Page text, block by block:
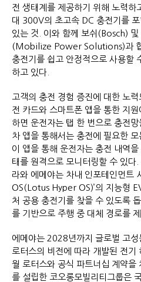
전 생태계를 제공하기 위해 노력하
대 300V의 초고속 DC 충전기를
있는 것. 이와 함께 보쉬(Bosch) 및
(Mobilize Power Solutions)과 협
충전기를 쉽고 안정적으로 사용할
하고 있다.
고객의 충전 경험 증진에 대한 노
전 카드와 스마트폰 앱을 통한 지
하면 운전자는 탭 한 번으로 충전
차 앱을 통해서는 충전에 필요한
이 앱을 통해 운전자는 충전 내역
태를 원격으로 모니터링할 수 있다
라와 에메야는 차내 인포테인먼트
OS(Lotus Hyper OS)’의 지능형
처 공용 충전기를 찾을 수 있도록
를 기반으로 주행 중 대체 경로를 제
에메야는 2028년까지 글로벌 고
로터스의 비전에 따라 개발된 전
월 로터스와 공식 파트너십 계약을
를 설립한 코오롱모빌리티그룹은